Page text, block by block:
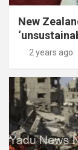
New
2 years ago